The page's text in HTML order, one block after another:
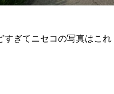
すぎてニセコの写真はこ